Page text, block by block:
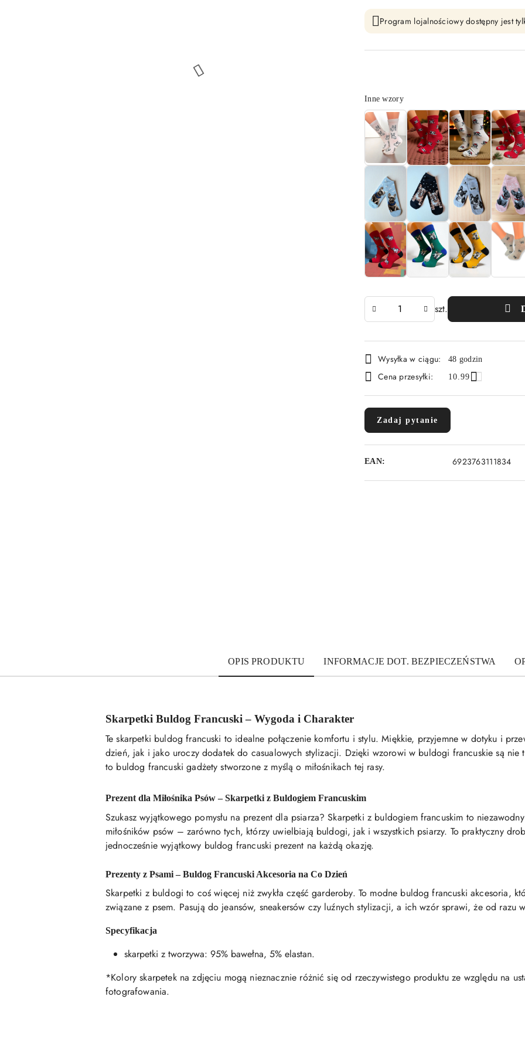
Program lojalnościowy dostępny jest
Wariant
Inne wzory
szt.
Dostępność
i
Wysyłka w ciągu: 48 godzin
Cena przesyłki: 10.99
Zadaj pytanie
EAN: 6923763111834
OPIS PRODUKTU INFORMACJE DOT. BEZPIECZEŃSTWA
Skarpetki Buldog Francuski – Wygoda i Charakter
Te skarpetki buldog francuski to idealne połączenie komfortu i stylu. Miękkie, przyjemne w dotyku i
dzień, jak i jako uroczy dodatek do casualowych stylizacji. Dzięki wzorowi w buldogi francuskie są nie
to buldog francuski gadżety stworzone z myślą o miłośnikach tej rasy.
Prezent dla Miłośnika Psów – Skarpetki z Buldogiem Francuskim
Szukasz wyjątkowego pomysłu na prezent dla psiarza? Skarpetki z buldogiem francuskim to
miłośników psów – zarówno tych, którzy uwielbiają buldogi, jak i wszystkich psiarzy. To praktyczny
jednocześnie wyjątkowy buldog francuski prezent na każdą okazję.
Prezenty z Psami – Buldog Francuski Akcesoria na Co Dzień
Skarpetki z buldogi to coś więcej niż zwykła część garderoby. To modne buldog francuski akcesoria,
związane z psem. Pasują do jeansów, sneakersów czy luźnych stylizacji, a ich wzór sprawi, że od razu
Specyfikacja
skarpetki z tworzywa: 95% bawełna, 5% elastan.
*Kolory skarpetek na zdjęciu mogą nieznacznie różnić się od rzeczywistego produktu ze względu na
fotografowania.